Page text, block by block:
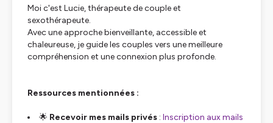
Moi c'est Lucie, thérapeute de couple et
sexothérapeute.
Avec une approche bienveillante, accessible et
chaleureuse, je guide les couples vers une meilleure
compréhension et une connexion plus profonde.
Ressources mentionnées :
🌟 Recevoir mes mails privés : Inscription aux mails